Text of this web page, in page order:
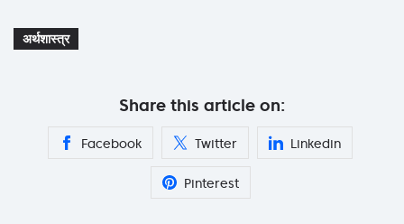
अर्थशास्त्र
Share this article on:
Facebook Twitter Linkedin
Pinterest